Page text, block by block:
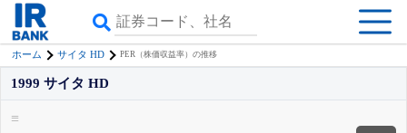
ホーム サイタ HD PER（株価収益率）の推移
1999 サイタ HD